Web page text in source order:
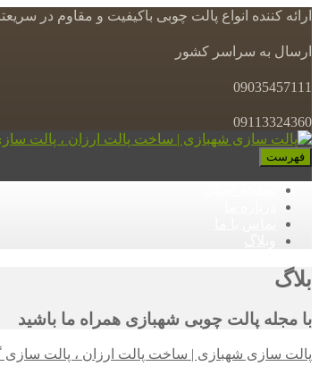
ارائه کننده انواع پالت چوبی باکیفیت و مقاوم در
ارسال به سراسر کشور
09035457111
09113324360
فهرست
بلاگ
با مجله پالت چوبی شهبازی همراه ما باشید
پالت سازی شهبازی | ساخت پالت ارزان ، پالت سازی